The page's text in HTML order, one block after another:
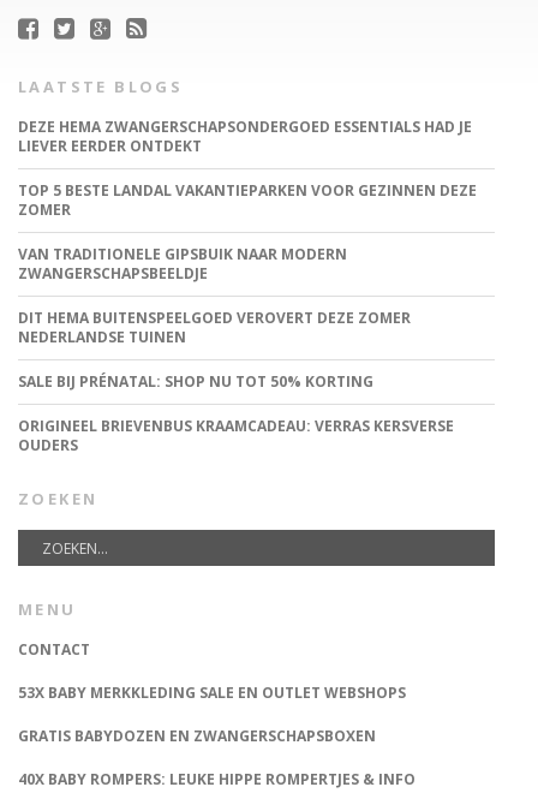
LAATSTE BLOGS
DEZE HEMA ZWANGERSCHAPSONDERGOED ESSENTIALS HAD JE
LIEVER EERDER ONTDEKT
TOP 5 BESTE LANDAL VAKANTIEPARKEN VOOR GEZINNEN DEZE
ZOMER
VAN TRADITIONELE GIPSBUIK NAAR MODERN
ZWANGERSCHAPSBEELDJE
DIT HEMA BUITENSPEELGOED VEROVERT DEZE ZOMER
NEDERLANDSE TUINEN
SALE BIJ PRÉNATAL: SHOP NU TOT 50% KORTING
ORIGINEEL BRIEVENBUS KRAAMCADEAU: VERRAS KERSVERSE
OUDERS
ZOEKEN
MENU
CONTACT
53X BABY MERKKLEDING SALE EN OUTLET WEBSHOPS
GRATIS BABYDOZEN EN ZWANGERSCHAPSBOXEN
40X BABY ROMPERS: LEUKE HIPPE ROMPERTJES & INFO